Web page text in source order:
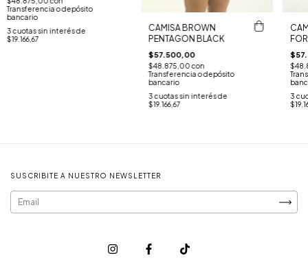
Transferencia o depósito
bancario
3 cuotas sin interés de
$19.166,67
CAMISA BROWN
PENTAGON BLACK
$57.500,00
$48.875,00con
Transferencia o depósito
bancario
3 cuotas sin interés de
$19.166,67
3
SUSCRIBITE A NUESTRO NEWSLETTER